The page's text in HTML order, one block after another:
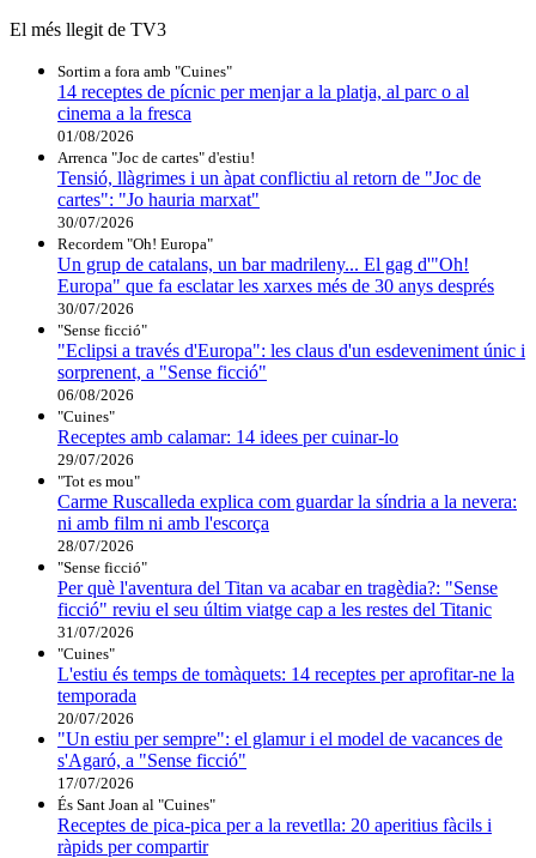
El més llegit de TV3
Sortim a fora amb "Cuines"
14 receptes de pícnic per menjar a la platja, al parc o al
cinema a la fresca
01/08/2026
Arrenca "Joc de cartes" d'estiu!
Tensió, llàgrimes i un àpat conflictiu al retorn de "Joc de
cartes": "Jo hauria marxat"
30/07/2026
Recordem "Oh! Europa"
Un grup de catalans, un bar madrileny... El gag d'"Oh!
Europa" que fa esclatar les xarxes més de 30 anys després
30/07/2026
"Sense ficció"
"Eclipsi a través d'Europa": les claus d'un esdeveniment únic i
sorprenent, a "Sense ficció"
06/08/2026
"Cuines"
Receptes amb calamar: 14 idees per cuinar-lo
29/07/2026
"Tot es mou"
Carme Ruscalleda explica com guardar la síndria a la nevera:
ni amb film ni amb l'escorça
28/07/2026
"Sense ficció"
Per què l'aventura del Titan va acabar en tragèdia?: "Sense
ficció" reviu el seu últim viatge cap a les restes del Titanic
31/07/2026
"Cuines"
L'estiu és temps de tomàquets: 14 receptes per aprofitar-ne la
temporada
20/07/2026
"Un estiu per sempre": el glamur i el model de vacances de
s'Agaró, a "Sense ficció"
17/07/2026
És Sant Joan al "Cuines"
Receptes de pica-pica per a la revetlla: 20 aperitius fàcils i
ràpids per compartir